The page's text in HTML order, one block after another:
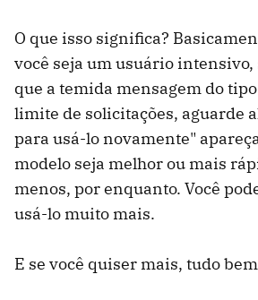
O que isso significa?
você seja um usuário
que a temida mensagem do
limite de solicitações, aguarde
para usá-lo novamente"
modelo seja melhor ou mais
menos, por enquanto. Você
usá-lo muito mais.
E se você quiser mais, tudo